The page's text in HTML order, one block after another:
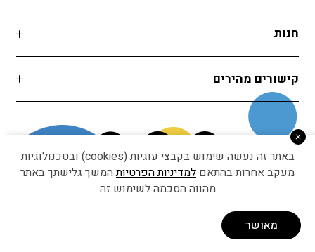
חנות
קישורים מהירים
באתר זה נעשה שימוש בקבצי עוגיות (cookies) ובטכנולוגיות
מעקב אחרות בהתאם למדיניות הפרטיותהמשך גלישתך באתר
מהווה הסכמה לשימוש זה
מאושר